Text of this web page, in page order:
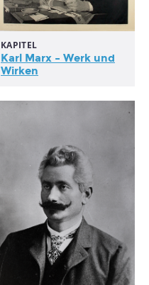
KAPITEL
Karl Marx – Werk und
Wirken